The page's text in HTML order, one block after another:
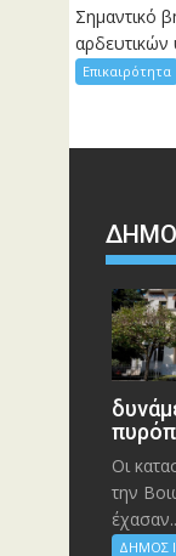
Σημαντικό
Επικαιρότητα
Οι
την
ΔΗΜΟΣ